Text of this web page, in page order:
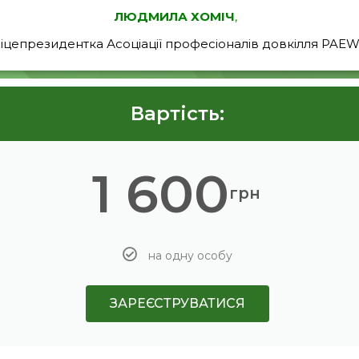
ЛЮДМИЛА ХОМІЧ,
Асоціації професіоналів довкілля PAEW
Вартість:
1 600 грн
на одну особу
ЗАРЕЄСТРУВАТИСЯ